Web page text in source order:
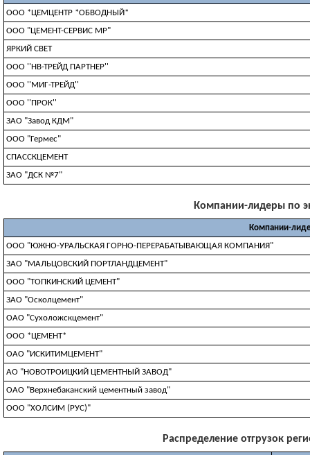
ООО *ЦЕМЦЕНТР *ОБВОДНЫЙ*
ООО "ЦЕМЕНТ-СЕРВИС МР"
ЯРКИЙ СВЕТ
ООО ''НВ-ТРЕЙД ПАРТНЕР''
ООО ''МИГ-ТРЕЙД''
ООО ''ПРОК''
ЗАО "Завод КДМ"
ООО "Гермес"
СПАССКЦЕМЕНТ
ЗАО "ДСК №7"
Компании-лидеры по
Компании-
ООО "ЮЖНО-УРАЛЬСКАЯ ГОРНО-ПЕРЕРАБАТЫВАЮЩАЯ КОМПАНИЯ"
ЗАО "МАЛЬЦОВСКИЙ ПОРТЛАНДЦЕМЕНТ"
ООО "ТОПКИНСКИЙ ЦЕМЕНТ"
ЗАО "Осколцемент"
ОАО "Сухоложскцемент"
ООО *ЦЕМЕНТ*
ОАО "ИСКИТИМЦЕМЕНТ"
АО "НОВОТРОИЦКИЙ ЦЕМЕНТНЫЙ ЗАВОД"
ОАО "Верхнебаканский цементный завод"
ООО "ХОЛСИМ (РУС)"
Распределение отгрузок